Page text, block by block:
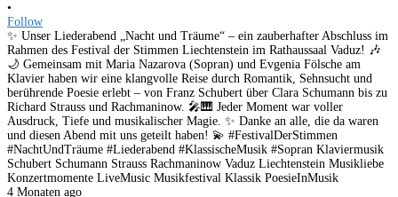
•
Follow
✨ Unser Liederabend „Nacht und Träume“ – ein zauberhafter Abschluss im
Rahmen des Festival der Stimmen Liechtenstein im Rathaussaal Vaduz! 🎶
🌙 Gemeinsam mit Maria Nazarova (Sopran) und Evgenia Fölsche am
Klavier haben wir eine klangvolle Reise durch Romantik, Sehnsucht und
berührende Poesie erlebt – von Franz Schubert über Clara Schumann bis zu
Richard Strauss und Rachmaninow. 🎤🎹 Jeder Moment war voller
Ausdruck, Tiefe und musikalischer Magie. ✨ Danke an alle, die da waren
und diesen Abend mit uns geteilt haben! 💫 #FestivalDerStimmen
#NachtUndTräume #Liederabend #KlassischeMusik #Sopran Klaviermusik
Schubert Schumann Strauss Rachmaninow Vaduz Liechtenstein Musikliebe
Konzertmomente LiveMusic Musikfestival Klassik PoesieInMusik
4 Monaten ago